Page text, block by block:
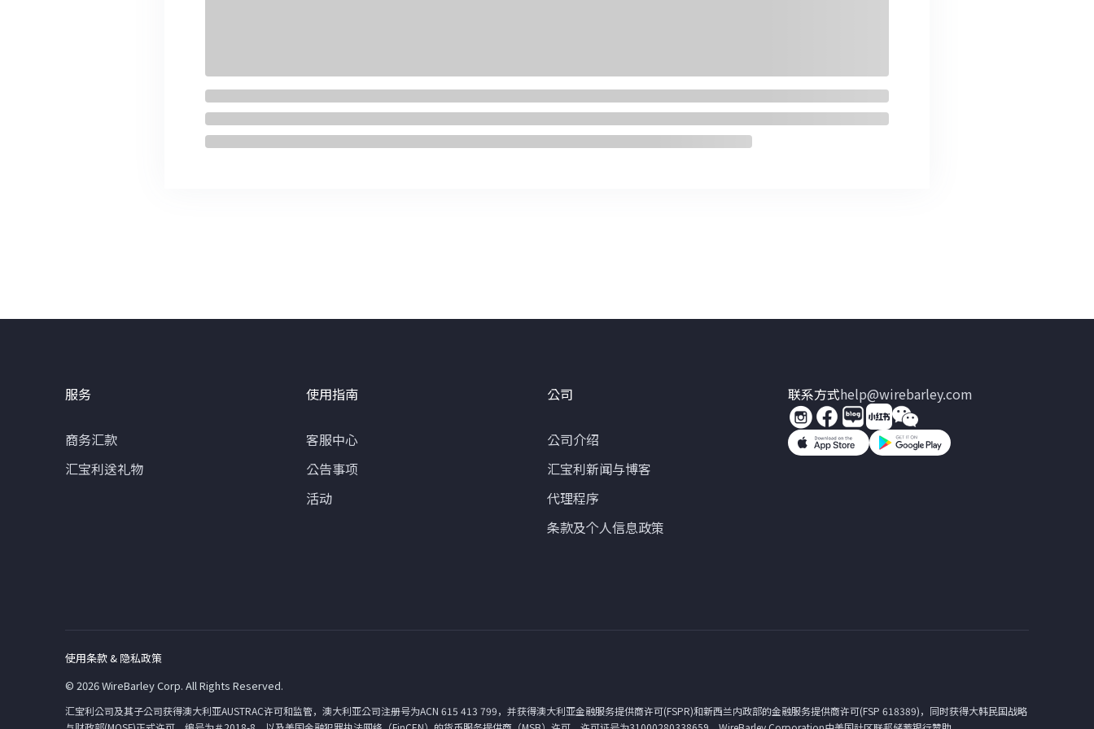
服务
商务汇款
汇宝利送礼物
使用指南
客服中心
公告事项
活动
公司
公司介绍
汇宝利新闻与博客
代理程序
条款及个人信息政策
联系方式help@wirebarley.com
使用条款 & 隐私政策
© 2026 WireBarley Corp. All Rights Reserved.
汇宝利公司及其子公司获得澳大利亚AUSTRAC许可和监管，澳大利亚公司注册号为ACN 615 413 799，并获得澳大利亚金融服务提供商许可(FSPR)和新西兰内政部的金融服务提供商许可(FSP 618389)，同时获得大韩民国战略